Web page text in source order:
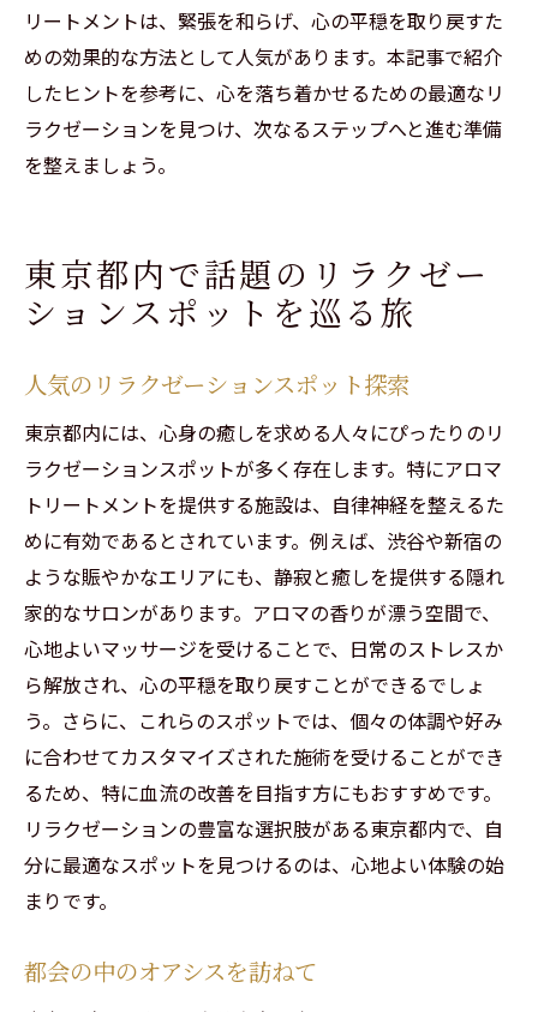
リートメントは、緊張を和らげ、心の平穏を取り戻すた
めの効果的な方法として人気があります。本記事で紹介
したヒントを参考に、心を落ち着かせるための最適なリ
ラクゼーションを見つけ、次なるステップへと進む準備
を整えましょう。
東京都内で話題のリラクゼー
ションスポットを巡る旅
人気のリラクゼーションスポット探索
東京都内には、心身の癒しを求める人々にぴったりのリ
ラクゼーションスポットが多く存在します。特にアロマ
トリートメントを提供する施設は、自律神経を整えるた
めに有効であるとされています。例えば、渋谷や新宿の
ような賑やかなエリアにも、静寂と癒しを提供する隠れ
家的なサロンがあります。アロマの香りが漂う空間で、
心地よいマッサージを受けることで、日常のストレスか
ら解放され、心の平穏を取り戻すことができるでしょ
う。さらに、これらのスポットでは、個々の体調や好み
に合わせてカスタマイズされた施術を受けることができ
るため、特に血流の改善を目指す方にもおすすめです。
リラクゼーションの豊富な選択肢がある東京都内で、自
分に最適なスポットを見つけるのは、心地よい体験の始
まりです。
都会の中のオアシスを訪ねて